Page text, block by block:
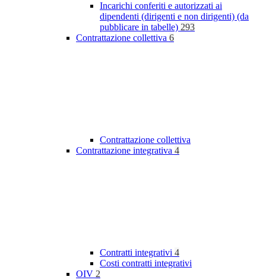
Incarichi conferiti e autorizzati ai
dipendenti (dirigenti e non dirigenti) (da
pubblicare in tabelle) 293
Contrattazione collettiva 6
Contrattazione collettiva
Contrattazione integrativa 4
Contratti integrativi 4
Costi contratti integrativi
OIV 2